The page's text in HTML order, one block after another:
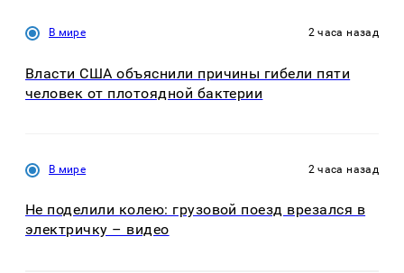
В мире 2 часа назад
Власти США объяснили причины гибели пяти
человек от плотоядной бактерии
В мире 2 часа назад
Не поделили колею: грузовой поезд врезался в
электричку – видео